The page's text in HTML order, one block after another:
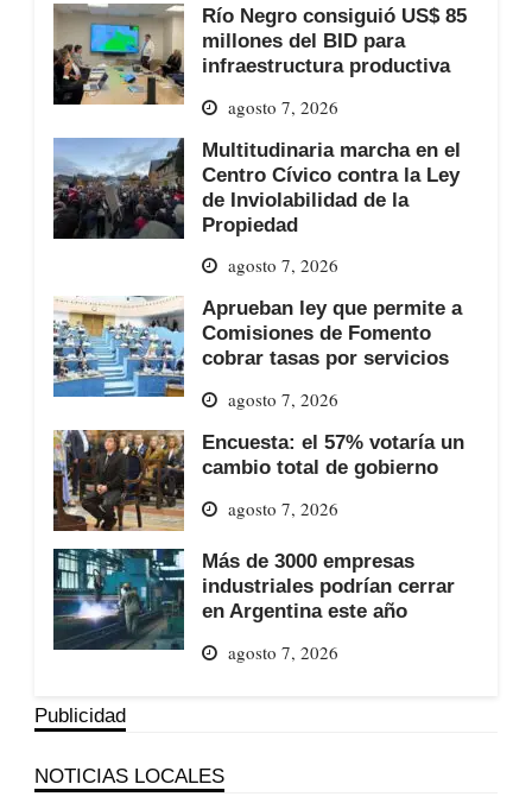
Río Negro consiguió US$ 85
millones del BID para
infraestructura productiva
agosto 7, 2026
Multitudinaria marcha en el
Centro Cívico contra la Ley
de Inviolabilidad de la
Propiedad
agosto 7, 2026
Aprueban ley que permite a
Comisiones de Fomento
cobrar tasas por servicios
agosto 7, 2026
Encuesta: el 57% votaría un
cambio total de gobierno
agosto 7, 2026
Más de 3000 empresas
industriales podrían cerrar
en Argentina este año
agosto 7, 2026
Publicidad
NOTICIAS LOCALES